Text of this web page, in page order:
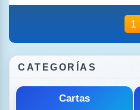
1
CATEGORÍAS
Cartas